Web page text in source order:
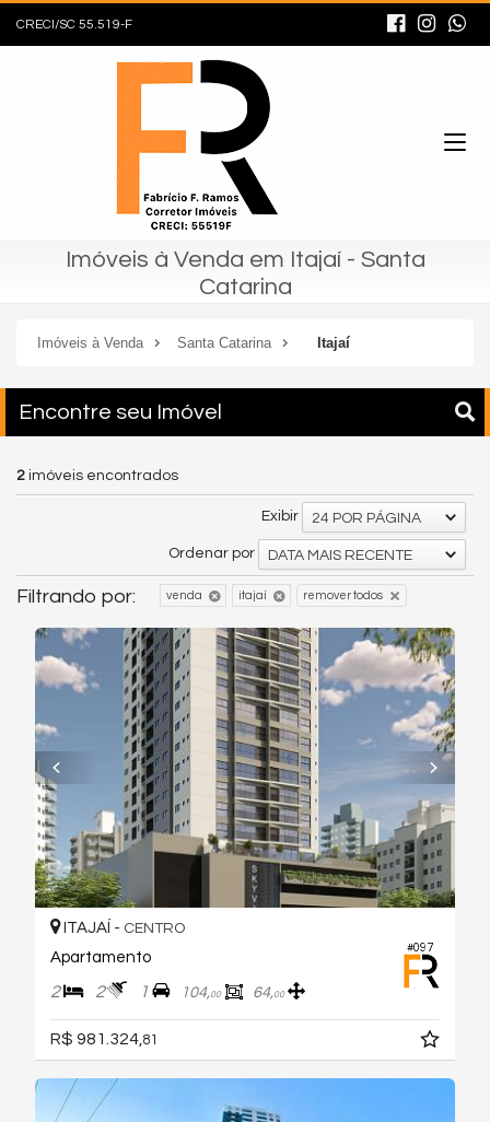
CRECI/SC 55.519-F
Imóveis à Venda em Itajaí - Santa
Catarina
Imóveis à Venda Santa Catarina Itajaí
Encontre seu Imóvel
2 imóveis encontrados
Exibir 24 POR PÁGINA
Ordenar por DATA MAIS RECENTE
Filtrando por: venda itajaí remover todos
#097
ITAJAÍ - CENTRO
Apartamento
2 2 1 104,00 64,00
R$ 981.324, 81